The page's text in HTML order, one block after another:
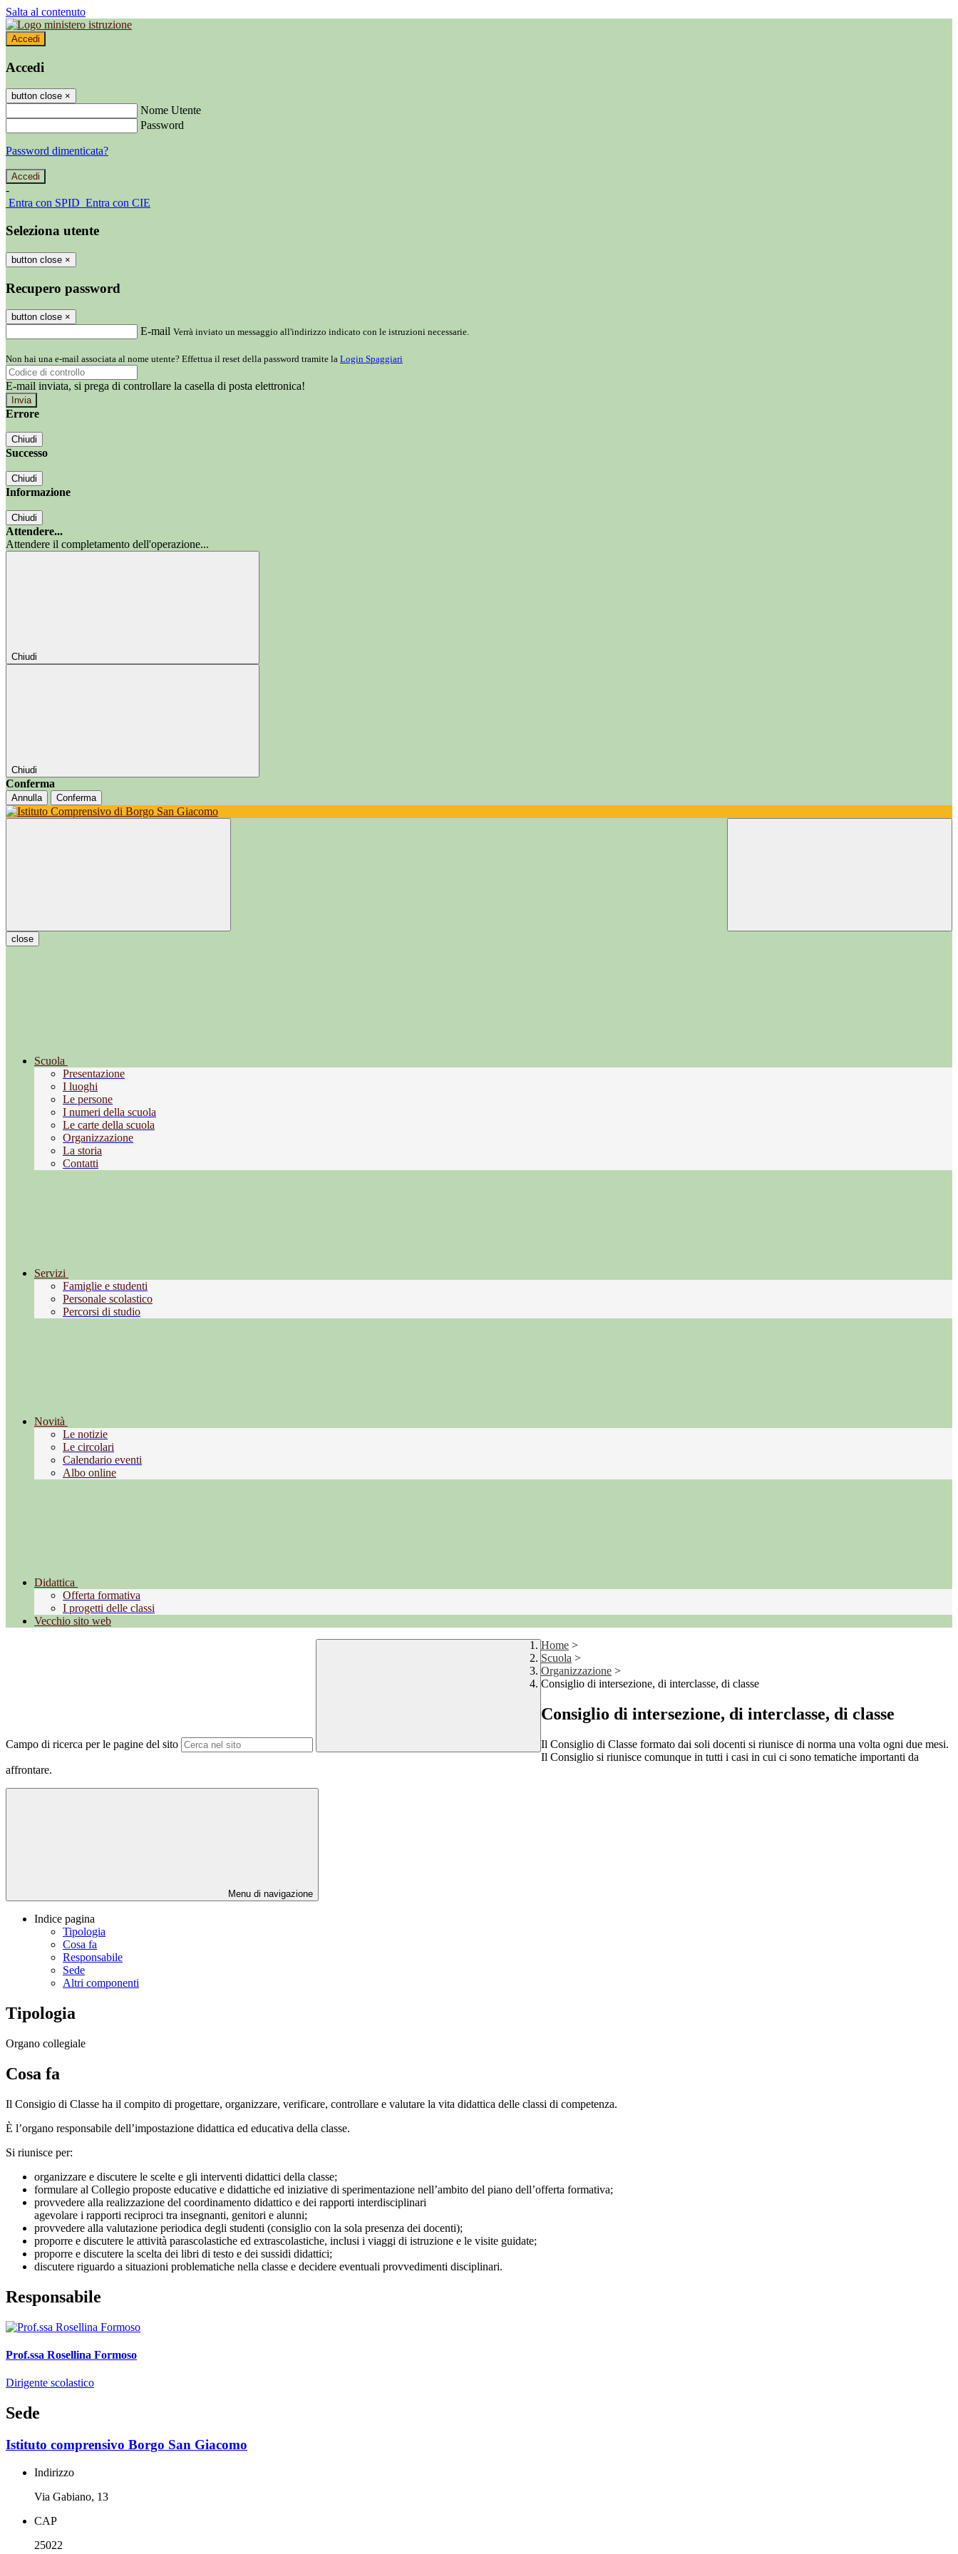
Salta al contenuto
Accedi
Accedi
button close ×
Nome Utente
Password
Password dimenticata?
-
Entra con SPID Entra con CIE
Seleziona utente
button close ×
Recupero password
button close ×
E-mail Verrà inviato un messaggio all'indirizzo indicato con le istruzioni necessarie.
Non hai una e-mail associata al nome utente? Effettua il reset della password tramite la Login Spaggiari
E-mail inviata, si prega di controllare la casella di posta elettronica!
Errore
Chiudi
Successo
Chiudi
Informazione
Chiudi
Attendere...
Attendere il completamento dell'operazione...
Chiudi
Chiudi
Conferma
Annulla Conferma
close
Scuola
Presentazione
I luoghi
Le persone
I numeri della scuola
Le carte della scuola
Organizzazione
La storia
Contatti
Servizi
Famiglie e studenti
Personale scolastico
Percorsi di studio
Novità
Le notizie
Le circolari
Calendario eventi
Albo online
Didattica
Offerta formativa
I progetti delle classi
Vecchio sito web
Campo di ricerca per le pagine del sito
Home >
Scuola >
Organizzazione >
Consiglio di intersezione, di interclasse, di classe
Consiglio di intersezione, di interclasse, di classe
Il Consiglio di Classe formato dai soli docenti si riunisce di norma una volta ogni due mesi.
Il Consiglio si riunisce comunque in tutti i casi in cui ci sono tematiche importanti da
affrontare.
Menu di navigazione
Indice pagina
Tipologia
Cosa fa
Responsabile
Sede
Altri componenti
Tipologia
Organo collegiale
Cosa fa
Il Consigio di Classe ha il compito di progettare, organizzare, verificare, controllare e valutare la vita didattica delle classi di competenza.
È l’organo responsabile dell’impostazione didattica ed educativa della classe.
Si riunisce per:
organizzare e discutere le scelte e gli interventi didattici della classe;
formulare al Collegio proposte educative e didattiche ed iniziative di sperimentazione nell’ambito del piano dell’offerta formativa;
provvedere alla realizzazione del coordinamento didattico e dei rapporti interdisciplinari
agevolare i rapporti reciproci tra insegnanti, genitori e alunni;
provvedere alla valutazione periodica degli studenti (consiglio con la sola presenza dei docenti);
proporre e discutere le attività parascolastiche ed extrascolastiche, inclusi i viaggi di istruzione e le visite guidate;
proporre e discutere la scelta dei libri di testo e dei sussidi didattici;
discutere riguardo a situazioni problematiche nella classe e decidere eventuali provvedimenti disciplinari.
Responsabile
Prof.ssa Rosellina Formoso
Dirigente scolastico
Sede
Istituto comprensivo Borgo San Giacomo
Indirizzo
Via Gabiano, 13
CAP
25022